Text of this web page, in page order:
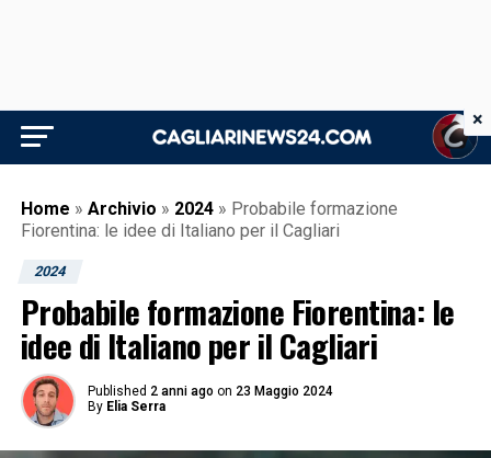
Home » Archivio » 2024 » Probabile formazione
Fiorentina: le idee di Italiano per il Cagliari
2024
Probabile formazione Fiorentina: le
idee di Italiano per il Cagliari
Published 2 anni ago on 23 Maggio 2024
By Elia Serra
×